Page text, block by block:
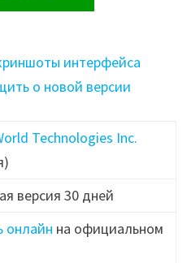
интерфейса
о новой версии
Technologies Inc.
версия 30 дней
онлайн на официальном